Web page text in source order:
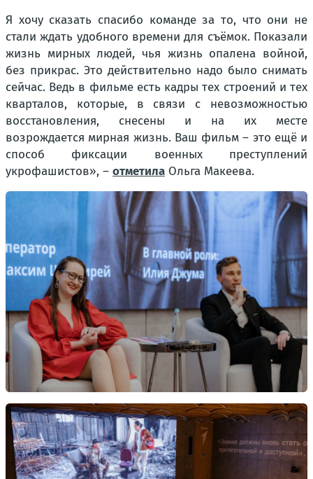
Я хочу сказать спасибо команде за то, что они не
стали ждать удобного времени для съёмок. Показали
жизнь мирных людей, чья жизнь опалена войной,
без прикрас. Это действительно надо было снимать
сейчас. Ведь в фильме есть кадры тех строений и тех
кварталов, которые, в связи с невозможностью
восстановления, снесены и на их месте
возрождается мирная жизнь. Ваш фильм – это ещё и
способ фиксации военных преступлений
укрофашистов», – отметила Ольга Макеева.